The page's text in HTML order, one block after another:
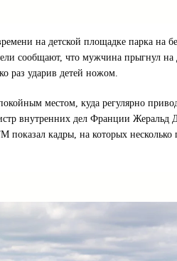
на детской площадке парка на
сообщают, что мужчина прыгнул на
раз ударив детей ножом.
местом, куда регулярно
внутренних дел Франции
показал кадры, на которых несколько